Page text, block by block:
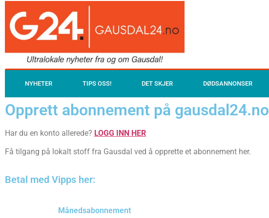
NYHETER TIPS OSS! DET SKJER DØDSANNONSER
Opprett abonnement på gausdal24.no
Har du en konto allerede? LOGG INN HER
Få tilgang på lokalt stoff fra Gausdal ved å opprette et abonnement her.
Betal med Vipps her:
Månedsabonnement